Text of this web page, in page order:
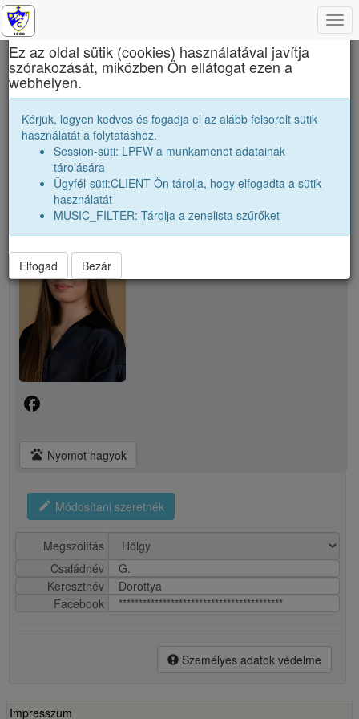
Nagy Mózes Főgimnázium
G. Dorottya
G. Dorottya
facebook
pets Nyomot hagyok
edit Módosítani szeretnék
Megszólítás
Családnév
G.
Keresztnév
Dorottya
Facebook
*****************************************
Személyes adatok védelme
Impresszum
×
Ez az oldal sütik (cookies) használatával javítja
szórakozását, miközben Ön ellátogat ezen a
webhelyen.
Kérjük, legyen kedves és fogadja el az alább felsorolt sütik
használatát a folytatáshoz.
Session-süti: LPFW a munkamenet adatainak
tárolására
Ügyfél-süti:CLIENT Ön tárolja, hogy elfogadta a sütik
használatát
MUSIC_FILTER: Tárolja a zenelista szűrőket
Elfogad Bezár